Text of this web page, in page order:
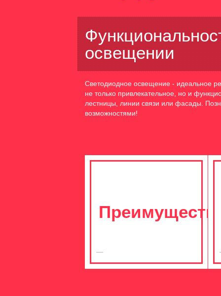
освещении
Светодиодное освещение - идеальное
не только привлекательное, но и
лестницы, линии связи или фасады.
возможностями!